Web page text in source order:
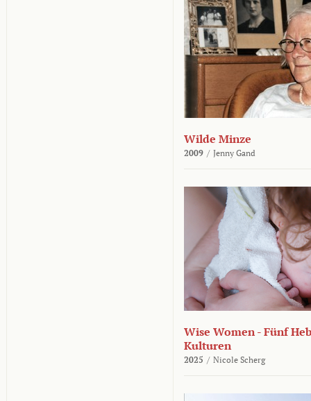
Wilde Minze
2009 / Jenny Gand
Wise Women - Fünf
Kulturen
2025 / Nicole Scherg